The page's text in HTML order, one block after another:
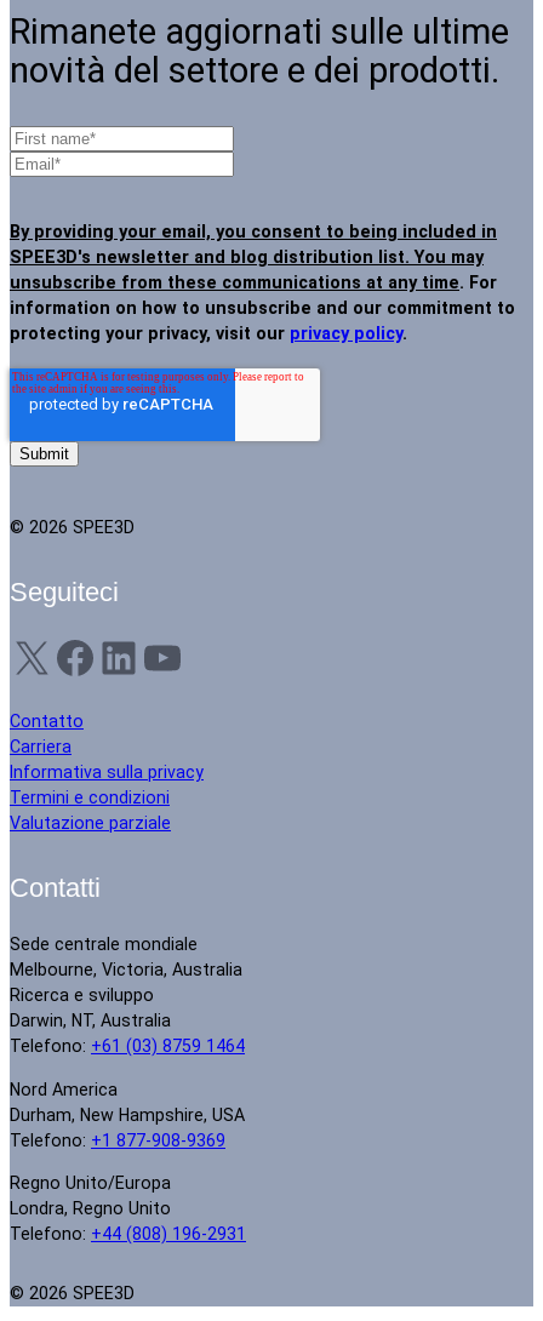
Rimanete aggiornati sulle ultime
novità del settore e dei prodotti.
By providing your email, you consent to being included in
SPEE3D's newsletter and blog distribution list. You may
unsubscribe from these communications at any time. For
information on how to unsubscribe and our commitment to
protecting your privacy, visit our privacy policy.
© 2026 SPEE3D
Seguiteci
X Facebook LinkedIn YouTube
Contatto
Carriera
Informativa sulla privacy
Termini e condizioni
Valutazione parziale
Contatti
Sede centrale mondiale
Melbourne, Victoria, Australia
Ricerca e sviluppo
Darwin, NT, Australia
Telefono: +61 (03) 8759 1464
Nord America
Durham, New Hampshire, USA
Telefono: +1 877-908-9369
Regno Unito/Europa
Londra, Regno Unito
Telefono: +44 (808) 196-2931
© 2026 SPEE3D